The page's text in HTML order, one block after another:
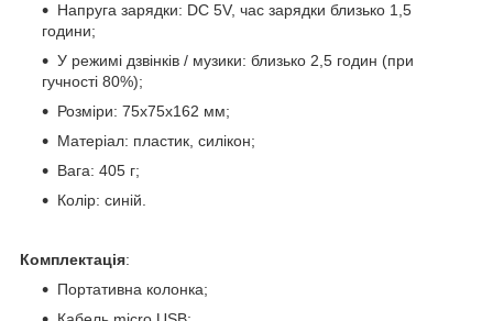
Напруга зарядки: DC 5V, час зарядки близько 1,5
години;
У режимі дзвінків / музики: близько 2,5 годин (при
гучності 80%);
Розміри: 75х75х162 мм;
Матеріал: пластик, силікон;
Вага: 405 г;
Колір: синій.
Комплектація:
Портативна колонка;